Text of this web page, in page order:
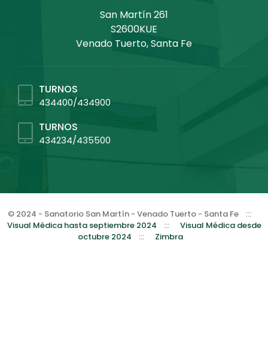
San Martín 261
S2600KUE
Venado Tuerto, Santa Fe
TURNOS
434400/434900
TURNOS
434234/435500
© 2024 - Sanatorio San Martín - Venado Tuerto - Santa Fe
:::
Visual Médica hasta septiembre 2024
:::
Visual Médica desde
octubre 2024
::: Zimbra